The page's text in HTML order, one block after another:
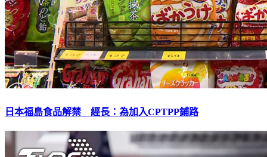
日本福島食品解禁 經長：為加入CPTPP鋪路